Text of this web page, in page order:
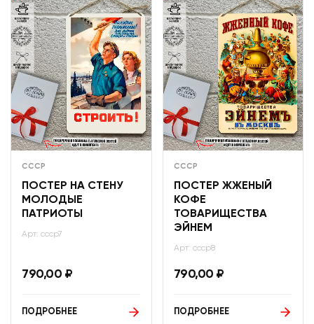
СССР
ПОСТЕР НА СТЕНУ
МОЛОДЫЕ
ПАТРИОТЫ
Арт: ссср7
790,00 ₽
ПОДРОБНЕЕ
СССР
ПОСТЕР ЖЖЕНЫЙ
КОФЕ
ТОВАРИЩЕСТВА
ЭЙНЕМ
Арт: ссср8
790,00 ₽
ПОДРОБНЕЕ